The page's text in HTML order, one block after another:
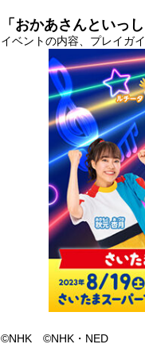
「おかあさんといっ
イベントの内容、プレイガ
©NHK ©NHK・NED